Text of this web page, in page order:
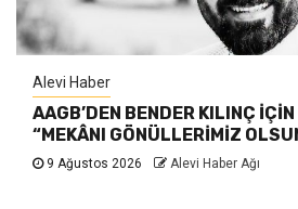
Alevi Haber
AAGB’DEN BENDER KILINÇ
“MEKÂNI GÖNÜLLERİMİZ
9 Ağustos 2026 Alevi Haber Ağı